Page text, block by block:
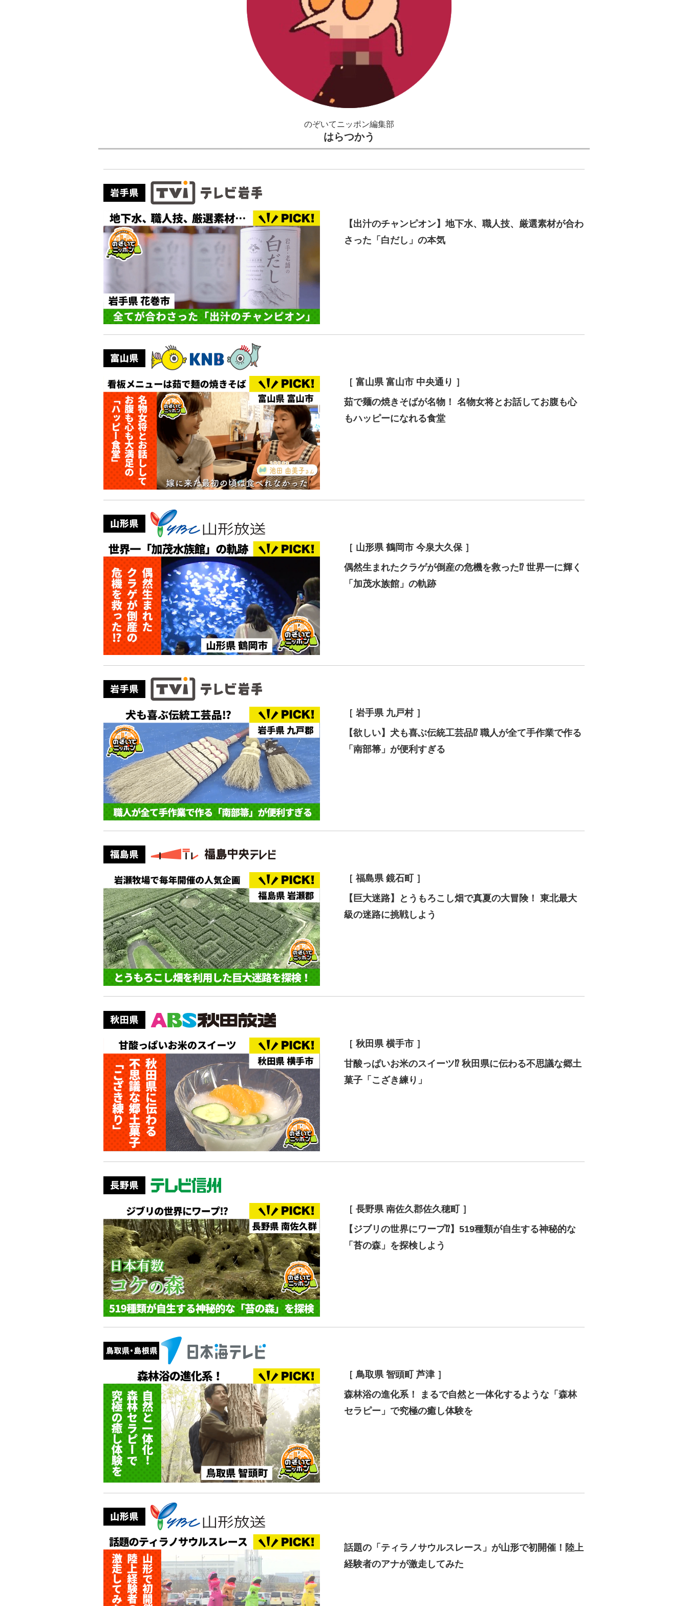
のぞいてニッポン編集部
はらつかう
【出汁のチャンピオン】地下水、職人技、厳選素材が合わ
さった「白だし」の本気
［ 富山県 富山市 中央通り ］
茹で麺の焼きそばが名物！ 名物女将とお話してお腹も心
もハッピーになれる食堂
［ 山形県 鶴岡市 今泉大久保 ］
偶然生まれたクラゲが倒産の危機を救った⁉︎ 世界一に輝く
「加茂水族館」の軌跡
［ 岩手県 九戸村 ］
【欲しい】犬も喜ぶ伝統工芸品⁉︎ 職人が全て手作業で作る
「南部箒」が便利すぎる
［ 福島県 鏡石町 ］
【巨大迷路】とうもろこし畑で真夏の大冒険！ 東北最大
級の迷路に挑戦しよう
［ 秋田県 横手市 ］
甘酸っぱいお米のスイーツ⁉︎ 秋田県に伝わる不思議な郷土
菓子「こざき練り」
［ 長野県 南佐久郡佐久穂町 ］
【ジブリの世界にワープ⁉︎】519種類が自生する神秘的な
「苔の森」を探検しよう
［ 鳥取県 智頭町 芦津 ］
森林浴の進化系！ まるで自然と一体化するような「森林
セラピー」で究極の癒し体験を
話題の「ティラノサウルスレース」が山形で初開催！陸上
経験者のアナが激走してみた